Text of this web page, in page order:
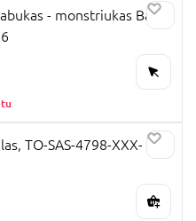
- monstriukas Baby
TO-SAS-4798-XXX-